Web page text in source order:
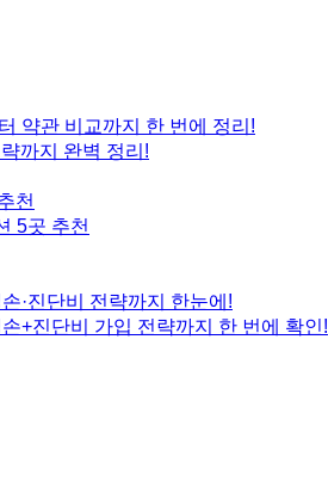
약관 비교까지 한 번에 정리!
까지 완벽 정리!
천
5곳 추천
·진단비 전략까지 한눈에!
+진단비 가입 전략까지 한 번에 확인!